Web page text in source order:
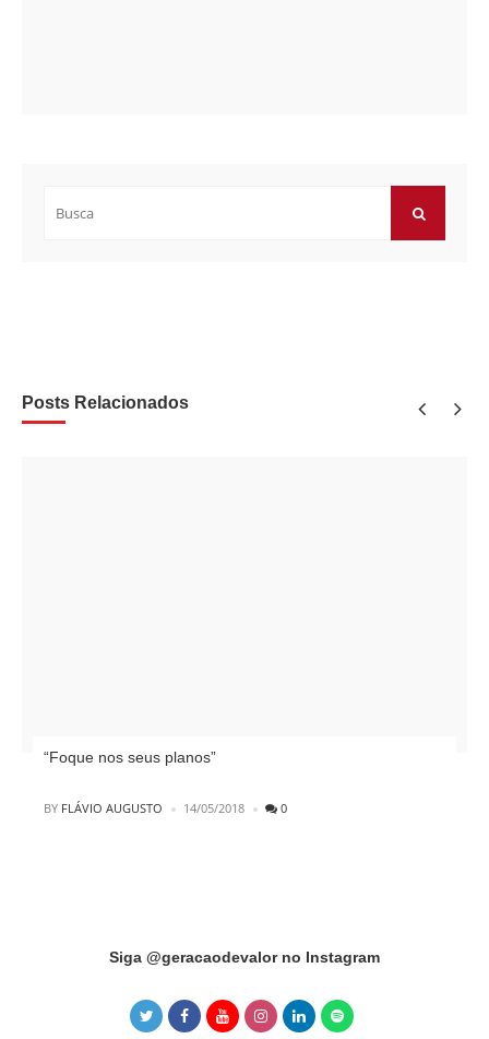
por:
Posts Relacionados
“Foque nos seus planos”
POSTED
BY FLÁVIO AUGUSTO 14/05/2018 0
Instagram did not return a 200.
Siga @geracaodevalor no Instagram